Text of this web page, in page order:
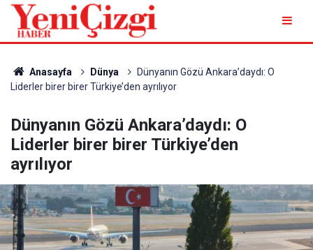
Anasayfa Dünya
Dünyanın Gözü Ankara’daydı: O
Liderler birer birer Türkiye’den ayrılıyor
Dünyanın Gözü Ankara’daydı: O
Liderler birer birer Türkiye’den
ayrılıyor